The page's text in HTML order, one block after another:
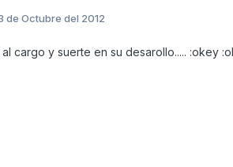
de Octubre del 2012
cargo y suerte en su desarollo..... :okey